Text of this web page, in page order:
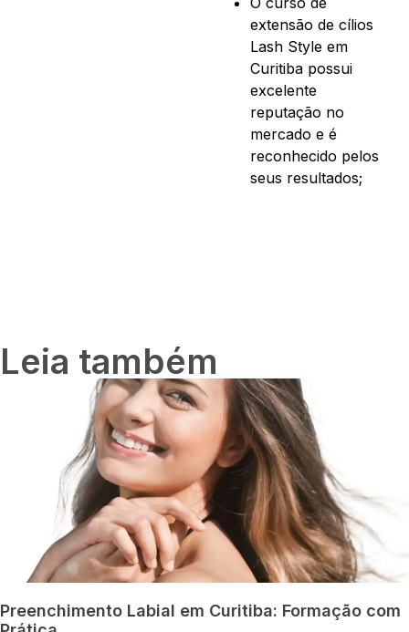
extensão de cílios
Lash Style em
Curitiba possui
excelente
reputação no
mercado e é
reconhecido pelos
seus resultados;
Leia também
Preenchimento Labial em Curitiba: Formação com